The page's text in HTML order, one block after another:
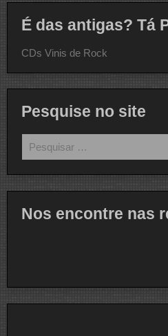
É das antigas? Tá
CDs Vinis de Rock
Pesquise no site
por:
Nos encontre nas